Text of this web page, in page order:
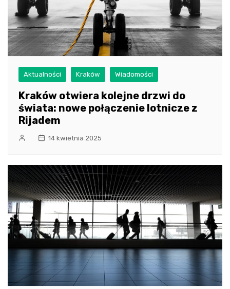
Aktualności Kraków Wiadomości
Kraków otwiera kolejne drzwi do
świata: nowe połączenie lotnicze z
Rijadem
14 kwietnia 2025